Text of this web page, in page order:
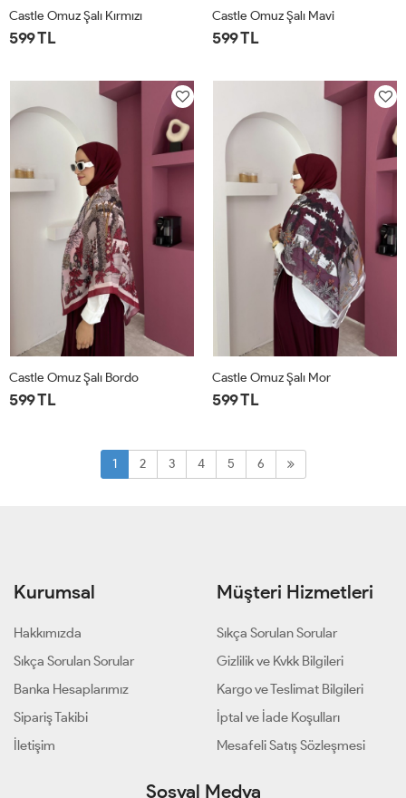
Castle Omuz Şalı Kırmızı
599 TL
Castle Omuz Şalı Mavi
599 TL
Castle Omuz Şalı Bordo
599 TL
Castle Omuz Şalı Mor
599 TL
1 2 3 4 5 6
Kurumsal
Hakkımızda
Sıkça Sorulan Sorular
Banka Hesaplarımız
Sipariş Takibi
İletişim
Müşteri Hizmetleri
Sıkça Sorulan Sorular
Gizlilik ve Kvkk Bilgileri
Kargo ve Teslimat Bilgileri
İptal ve İade Koşulları
Mesafeli Satış Sözleşmesi
Sosyal Medya